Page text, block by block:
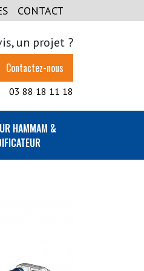
CONTACT
un projet ?
Contactez-nous
03 88 18 11 18
HAMMAM &